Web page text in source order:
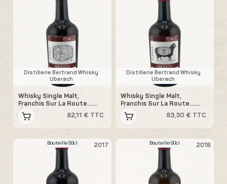
Distillerie Bertrand Whisky
Uberach
Whisky Single Malt,
Franchis Sur La Route….
(Èlevage dans une barrique
du Domaine Selosse)82,11 € TTC
Distillerie Bertrand Whisky
Uberach
Whisky Single Malt,
Franchis Sur La Route….
(Èlevage dans une barrique
du Domaine Ostertag)
83,30 € TTC
2017
Bouteille 50cl 2018
Bouteille 50cl